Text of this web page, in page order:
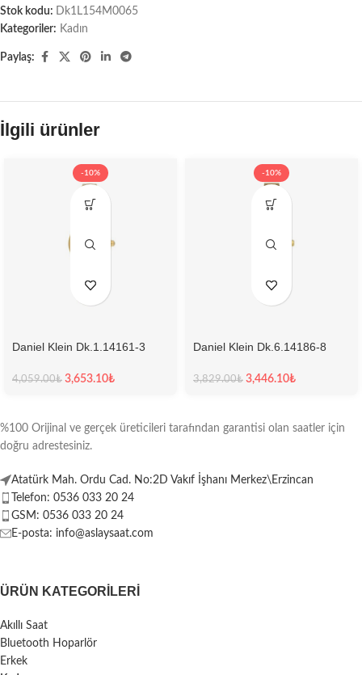
Stok kodu: Dk1L154M0065
Kategoriler: Kadın
Paylaş:
İlgili ürünler
-10%
Daniel Klein Dk.1.14161-3
4,059.00₺ 3,653.10₺
-10%
Daniel Klein Dk.6.14186-8
3,829.00₺ 3,446.10₺
%100 Orijinal ve gerçek üreticileri tarafından garantisi olan saatler için
doğru adrestesiniz.
Atatürk Mah. Ordu Cad. No:2D Vakıf İşhanı Merkez\Erzincan
Telefon: 0536 033 20 24
GSM: 0536 033 20 24
E-posta: info@aslaysaat.com
ÜRÜN KATEGORILERI
Akıllı Saat
Bluetooth Hoparlör
Erkek